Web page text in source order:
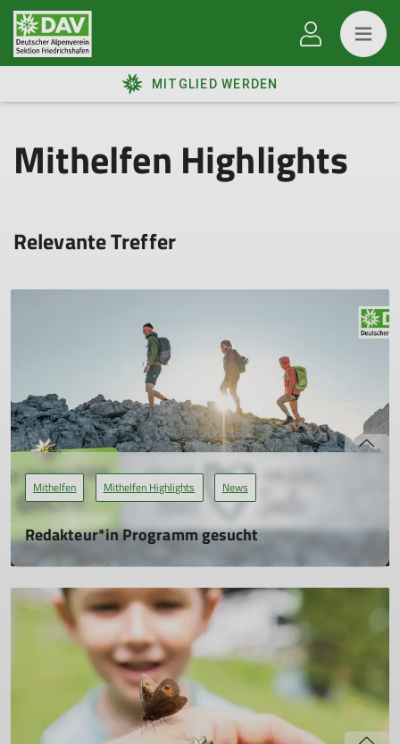
MITGLIED WERDEN
Mithelfen Highlights
Relevante Treffer
Mithelfen Mithelfen Highlights News
Redakteur*in Programm gesucht
19.05.2026
Wir suchen eine engagierte Persönlichkeit, die unser
halbjährlich erscheinendes Touren‑ und Kursprogramm
redaktionell betreut. Wenn du gerne strukturiert arbeitest,
Freude an Sprache hast und gerne mit Menschen
kommunizierst, bist du bei uns genau richtig.
mehr erfahren